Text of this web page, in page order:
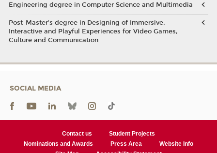
Engineering degree in Computer Science and Multimedia
Post-Master’s degree in Designing of Immersive,
Interactive and Playful Experiences for Video Games,
Culture and Communication
SOCIAL MEDIA
Contact us
Student Projects
Nominations and Awards
Press Area
Website Info